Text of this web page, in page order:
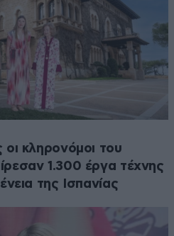
κληρονόμοι του
1.300 έργα τέχνης
της Ισπανίας